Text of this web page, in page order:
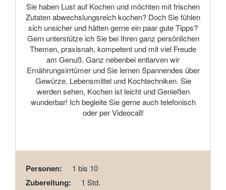
Sie haben Lust auf Kochen und möchten mit frischen
Zutaten abwechslungsreich kochen? Doch Sie fühlen
sich unsicher und hätten gerne ein paar gute Tipps?
Gern unterstütze ich Sie bei Ihren ganz persönlichen
Themen, praxisnah, kompetent und mit viel Freude
am Genuß. Ganz nebenbei entlarven wir
Ernährungsirrtümer und Sie lernen Spannendes über
Gewürze, Lebensmittel und Kochtechniken. Sie
werden sehen, Kochen ist leicht und Genießen
wunderbar! Ich begleite Sie gerne auch telefonisch
oder per Videocall!
Personen: 1 bis 10
Zubereitung: 1 Std.